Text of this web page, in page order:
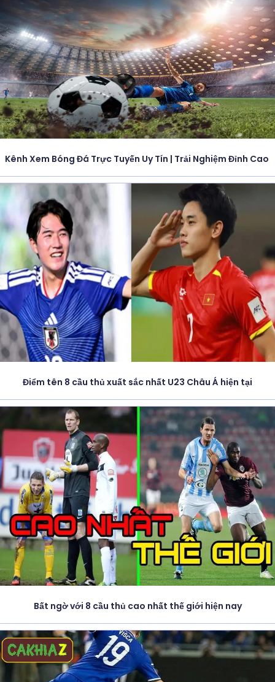
Kênh Xem Bóng Đá Trực Tuyến Uy Tín | Trải Nghiệm Đỉnh Cao
Điểm tên 8 cầu thủ xuất sắc nhất U23 Châu Á hiện tại
Bất ngờ với 8 cầu thủ cao nhất thế giới hiện nay